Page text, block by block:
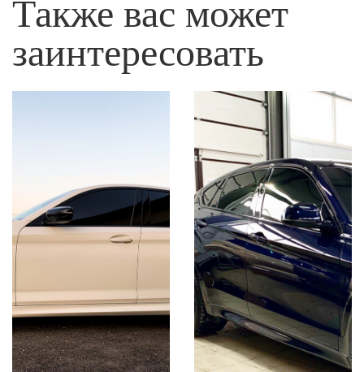
Также вас может
заинтересовать